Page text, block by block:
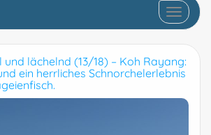
Schalte
lächelnd (13/18) – Koh Rayang:
ein herrliches Schnorchelerlebnis